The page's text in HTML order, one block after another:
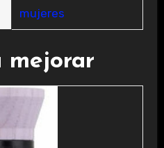
mujeres
mejorar